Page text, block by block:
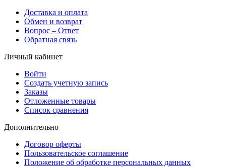
Доставка и оплата
Обмен и возврат
Вопрос – Ответ
Обратная связь
Личный кабинет
Войти
Создать учетную запись
Заказы
Отложенные товары
Список сравнения
Дополнительно
Договор оферты
Пользовательское соглашение
Положение об обработке персональных данных